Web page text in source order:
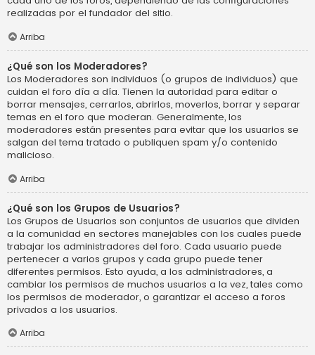
realizadas por el fundador del sitio.
Arriba
¿Qué son los Moderadores?
Los Moderadores son individuos (o grupos de individuos) que
cuidan el foro día a día. Tienen la autoridad para editar o
borrar mensajes, cerrarlos, abrirlos, moverlos, borrar y separar
temas en el foro que moderan. Generalmente, los
moderadores están presentes para evitar que los usuarios se
salgan del tema tratado o publiquen spam y/o contenido
malicioso.
Arriba
¿Qué son los Grupos de Usuarios?
Los Grupos de Usuarios son conjuntos de usuarios que dividen
a la comunidad en sectores manejables con los cuales puede
trabajar los administradores del foro. Cada usuario puede
pertenecer a varios grupos y cada grupo puede tener
diferentes permisos. Esto ayuda, a los administradores, a
cambiar los permisos de muchos usuarios a la vez, tales como
los permisos de moderador, o garantizar el acceso a foros
privados a los usuarios.
Arriba